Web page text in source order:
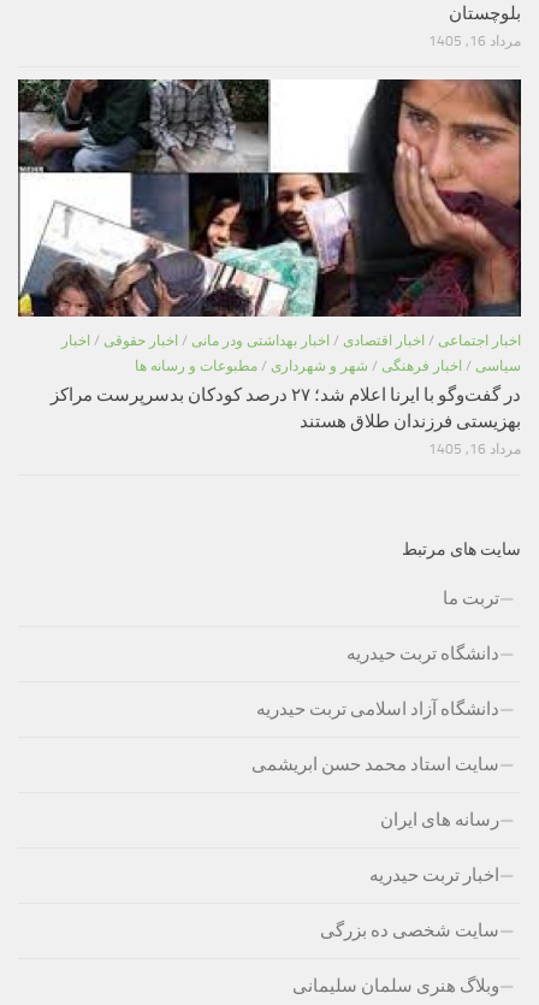
بلوچستان
مرداد 16, 1405
اخبار اجتماعی / اخبار اقتصادی / اخبار بهداشتی ودر مانی / اخبار حقوقی / اخبار
سیاسی / اخبار فرهنگی / شهر و شهرداری / مطبوعات و رسانه ها
در گفت‌وگو با ایرنا اعلام شد؛ ۲۷ درصد کودکان بدسرپرست مراکز
بهزیستی فرزندان طلاق هستند
مرداد 16, 1405
سایت های مرتبط
تربت ما
دانشگاه تربت حیدریه
دانشگاه آزاد اسلامی تربت حیدریه
سایت استاد محمد حسن ابریشمی
رسانه های ایران
اخبار تربت حیدریه
سایت شخصی ده بزرگی
وبلاگ هنری سلمان سلیمانی